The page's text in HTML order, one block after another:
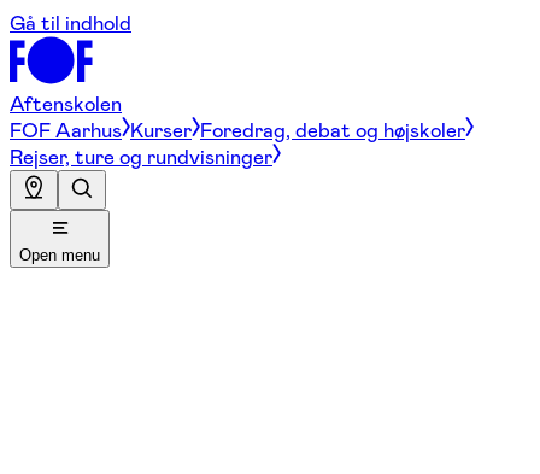
Gå til indhold
Aftenskolen
FOF Aarhus Kurser Foredrag, debat og højskoler
Rejser, ture og rundvisninger
Open menu